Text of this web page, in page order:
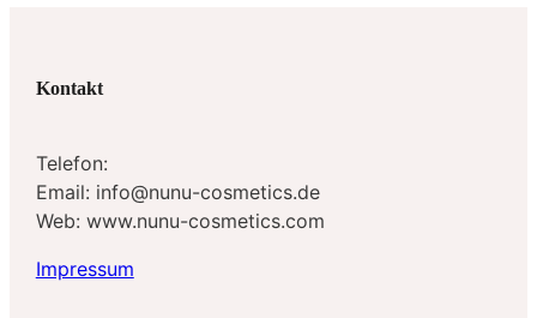
Kontakt
Telefon:
Email: info@nunu-cosmetics.de
Web: www.nunu-cosmetics.com
Impressum